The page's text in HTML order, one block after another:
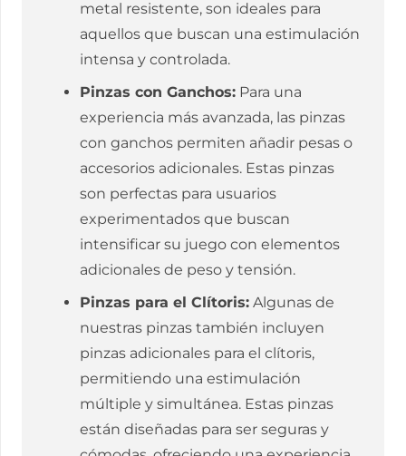
metal resistente, son ideales para
aquellos que buscan una estimulación
intensa y controlada.
Pinzas con Ganchos: Para una
experiencia más avanzada, las pinzas
con ganchos permiten añadir pesas o
accesorios adicionales. Estas pinzas
son perfectas para usuarios
experimentados que buscan
intensificar su juego con elementos
adicionales de peso y tensión.
Pinzas para el Clítoris: Algunas de
nuestras pinzas también incluyen
pinzas adicionales para el clítoris,
permitiendo una estimulación
múltiple y simultánea. Estas pinzas
están diseñadas para ser seguras y